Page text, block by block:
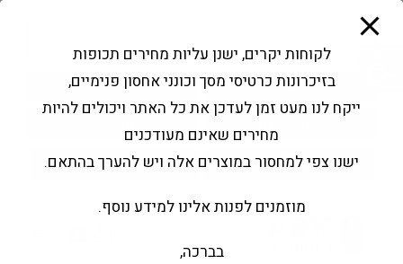
פתח סרגל נגישות
Products
search
החשבון שלי בקשה להצעה
לקוחות יקרים, ישנן עליות מחירים תכופות
בזיכרונות כרטיסי מסך וכונני אחסון פנימיים,
ייקח לנו מעט זמן לעדכן את כל האתר ויכולים להיות
מחירים שאינם מעודכנים
ישנו צפי למחסור במוצרים אלה ויש להערך בהתאם.
מוזמנים לפנות אלינו למידע נוסף.
בברכה,